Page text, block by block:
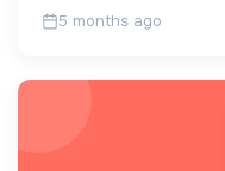
5 months ago